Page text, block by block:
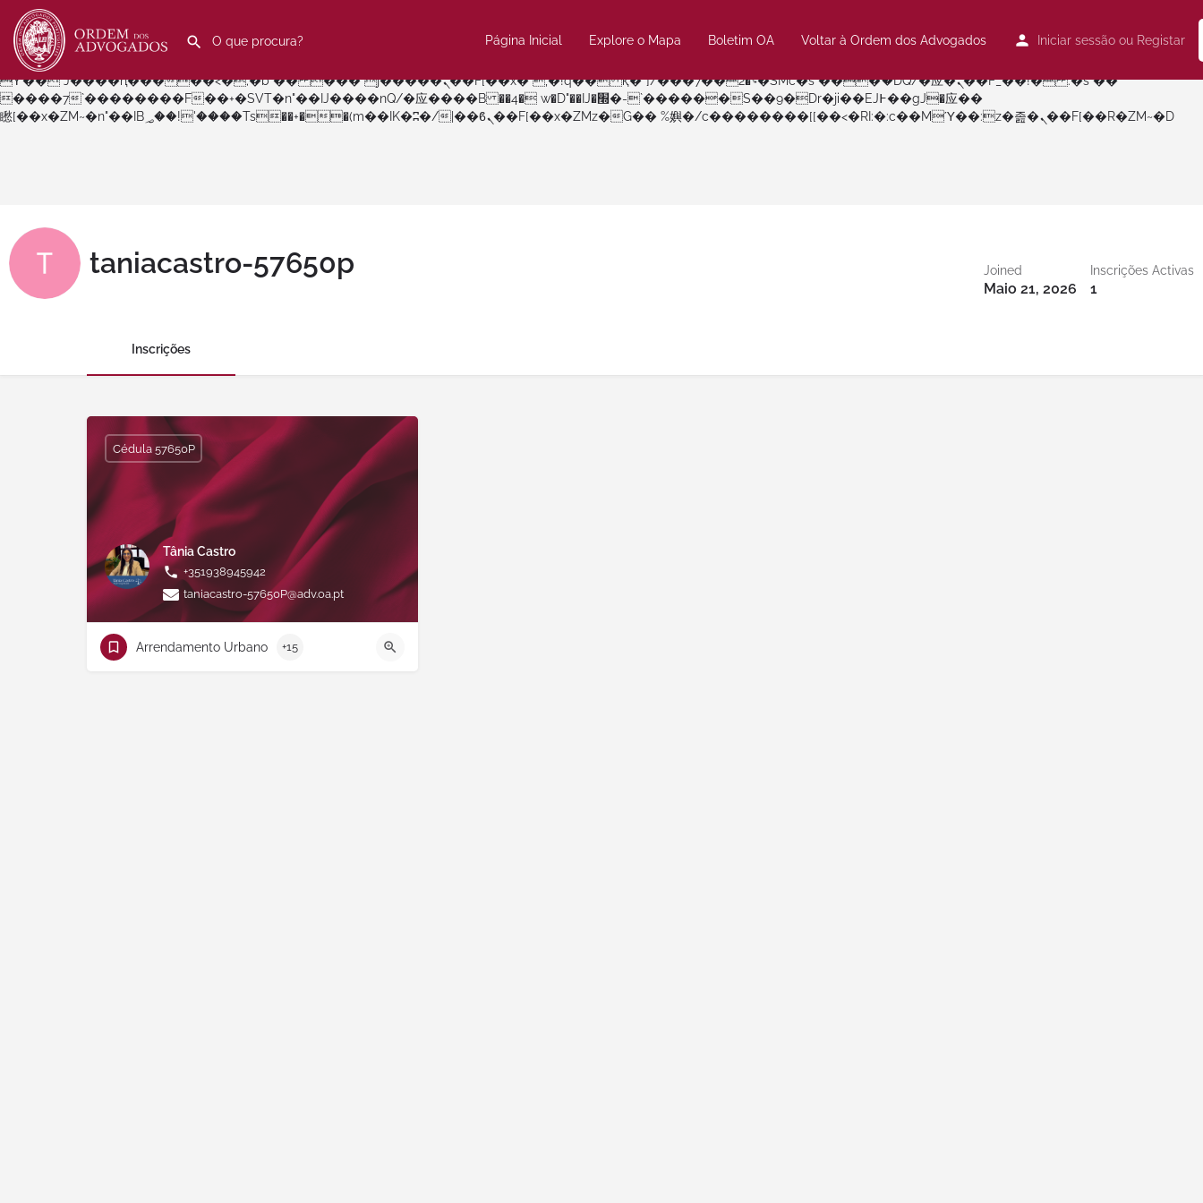
b�>j��)΄��!P�����ԫ��&���;�"k��B�޶�}��������p�SVT�(w��ę��!j������ ��x�;�-
m��@J����nQ+���պ��כ��7�Ma�jf��J��ͱ4j���Ѳ�
撆R��x�ZMz�7v��IW���/d��ٞ�Тז�c�ZM~�ji�� ߒ��sQz�����Ԡ��DW��3�De�n"��M�+/��������B��:�-�u��IJ���7j�委
���9��p�=�'m��AN�ޭ�=/��������B��:�-�n&������nUf���������q��x�ZM~�
ϒ��"J����ԧ�����<�;�b"�� ���"j�����ܢ��F[��x� ,�!q�� қ�*]/���؝�2��7�SMc�s"���ޭ�DQ/�应�ܢ��F_��!� :�s"��
����7`��������F��+�SVT�n"��IJ����nQ/�应����B ��4� w�D"��IJ�׭�-`������S��9�Dr�ji��EJ߅��gJ�应��
矁[��x�ZM~�n"��IB؃��!'����Тѕ��+��(m��IK�ʭ�/|��ϐܢ��F[��x�ZMz�G�� %嬩�/c��������[[��<�RI:�:c��MΎ��:z�졾�ܢ��F[��R�ZM~�D
Página Inicial Explore o Mapa Boletim OA Voltar à Ordem dos Advogados Iniciar sessão ou Registar
taniacastro-57650p Joined
Maio 21, 2026
Inscrições Activas
1
Inscrições
Tânia Castro
+351938945942
taniacastro-57650P@adv.oa.pt
Cédula 57650P
Arrendamento Urbano +15